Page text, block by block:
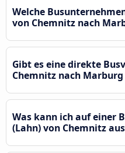
Welche
von Chemnitz nach
Gibt es eine direkte
Chemnitz nach Marburg
Was kann ich auf einer
(Lahn) von Chemnitz